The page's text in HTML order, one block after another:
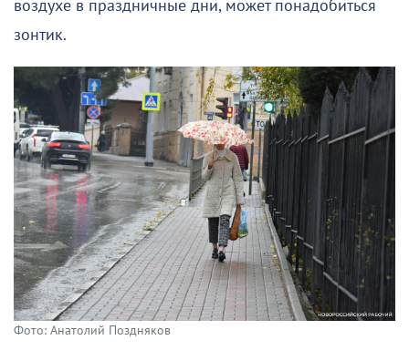
воздухе в праздничные дни, может понадобиться
зонтик.
Фото: Анатолий Поздняков